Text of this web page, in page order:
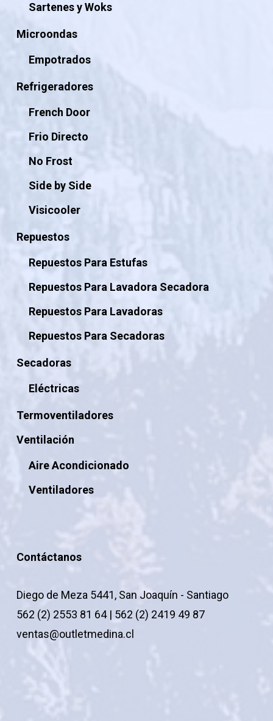
Sartenes y Woks
Microondas
Empotrados
Refrigeradores
French Door
Frio Directo
No Frost
Side by Side
Visicooler
Repuestos
Repuestos Para Estufas
Repuestos Para Lavadora Secadora
Repuestos Para Lavadoras
Repuestos Para Secadoras
Secadoras
Eléctricas
Termoventiladores
Ventilación
Aire Acondicionado
Ventiladores
Contáctanos
Diego de Meza 5441, San Joaquín - Santiago
562 (2) 2553 81 64 | 562 (2) 2419 49 87
ventas@outletmedina.cl